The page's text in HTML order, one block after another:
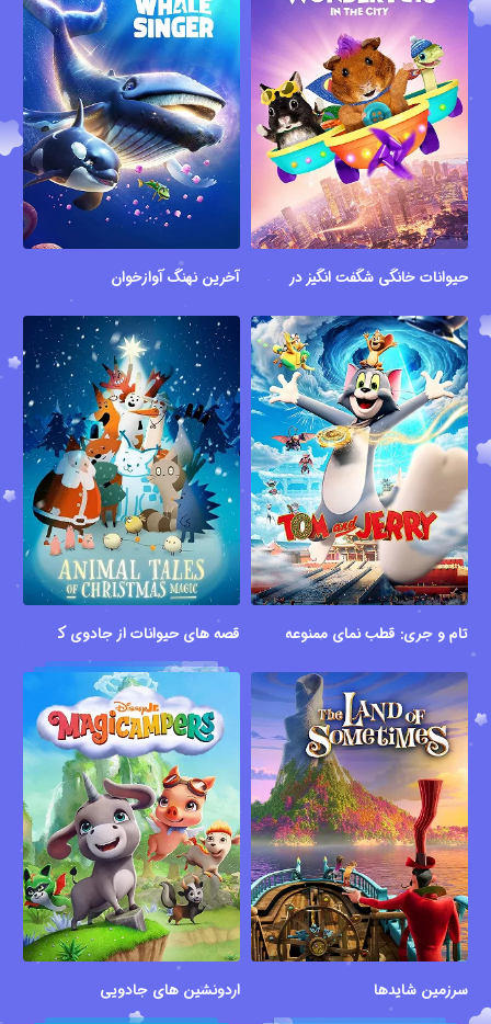
حیوانات خانگی شگفت انگیز در شهر آخرین نهنگ آوازخوان
تام و جری: قطب نمای ممنوعه قصه های حیوانات از جادوی کریسمس
سرزمین شایدها اردونشین های جادویی